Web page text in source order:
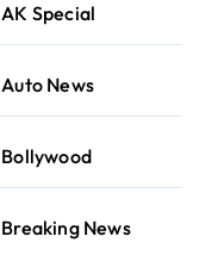
AK Special
Auto News
Bollywood
Breaking News